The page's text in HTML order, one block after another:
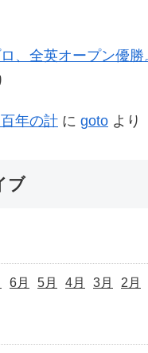
、全英オープン優勝
年の計 に goto より
ブ
6月 5月 4月 3月 2月